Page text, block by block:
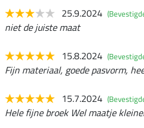
25.9.2024
niet de juiste maat
15.8.2024
Fijn materiaal, goede pasvorm,
15.7.2024
Hele fijne broek Wel maatje